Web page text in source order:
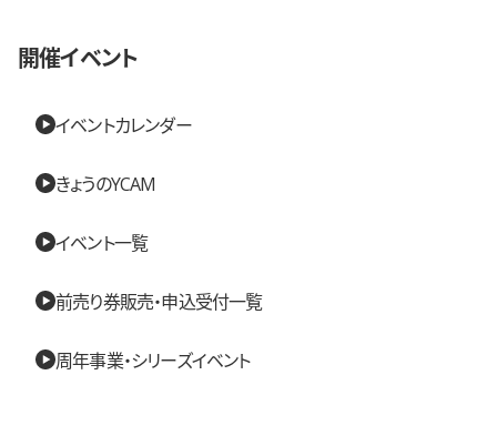
開催イベント
イベントカレンダー
きょうのYCAM
イベント一覧
前売り券販売・申込受付一覧
周年事業・シリーズイベント